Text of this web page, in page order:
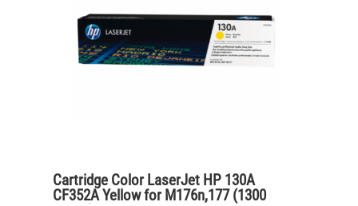
Cartridge Color LaserJet HP 130A
CF352A Yellow for M176n,177 (1300